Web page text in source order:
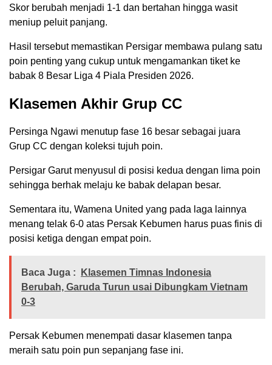
Skor berubah menjadi 1-1 dan bertahan hingga wasit
meniup peluit panjang.
Hasil tersebut memastikan Persigar membawa pulang satu
poin penting yang cukup untuk mengamankan tiket ke
babak 8 Besar Liga 4 Piala Presiden 2026.
Klasemen Akhir Grup CC
Persinga Ngawi menutup fase 16 besar sebagai juara
Grup CC dengan koleksi tujuh poin.
Persigar Garut menyusul di posisi kedua dengan lima poin
sehingga berhak melaju ke babak delapan besar.
Sementara itu, Wamena United yang pada laga lainnya
menang telak 6-0 atas Persak Kebumen harus puas finis di
posisi ketiga dengan empat poin.
Baca Juga :
Klasemen Timnas Indonesia
Berubah, Garuda Turun usai Dibungkam Vietnam
0-3
Persak Kebumen menempati dasar klasemen tanpa
meraih satu poin pun sepanjang fase ini.